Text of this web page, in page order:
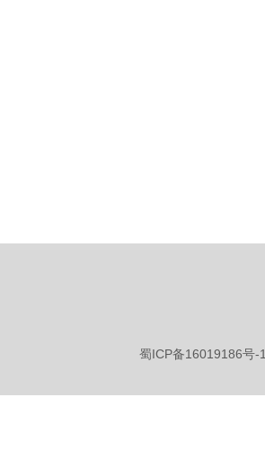
蜀ICP备16019186号-1